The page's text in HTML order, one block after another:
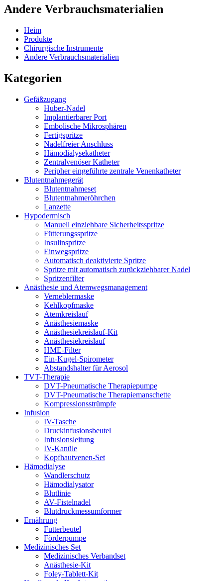
Andere Verbrauchsmaterialien
Heim
Produkte
Chirurgische Instrumente
Andere Verbrauchsmaterialien
Kategorien
Gefäßzugang
Huber-Nadel
Implantierbarer Port
Embolische Mikrosphären
Fertigspritze
Nadelfreier Anschluss
Hämodialysekatheter
Zentralvenöser Katheter
Peripher eingeführte zentrale Venenkatheter
Blutentnahmegerät
Blutentnahmeset
Blutentnahmeröhrchen
Lanzette
Hypodermisch
Manuell einziehbare Sicherheitsspritze
Fütterungsspritze
Insulinspritze
Einwegspritze
Automatisch deaktivierte Spritze
Spritze mit automatisch zurückziehbarer Nadel
Spritzenfilter
Anästhesie und Atemwegsmanagement
Verneblermaske
Kehlkopfmaske
Atemkreislauf
Anästhesiemaske
Anästhesiekreislauf-Kit
Anästhesiekreislauf
HME-Filter
Ein-Kugel-Spirometer
Abstandshalter für Aerosol
TVT-Therapie
DVT-Pneumatische Therapiepumpe
DVT-Pneumatische Therapiemanschette
Kompressionsstrümpfe
Infusion
IV-Tasche
Druckinfusionsbeutel
Infusionsleitung
IV-Kanüle
Kopfhautvenen-Set
Hämodialyse
Wandlerschutz
Hämodialysator
Blutlinie
AV-Fistelnadel
Blutdruckmessumformer
Ernährung
Futterbeutel
Förderpumpe
Medizinisches Set
Medizinisches Verbandset
Anästhesie-Kit
Foley-Tablett-Kit